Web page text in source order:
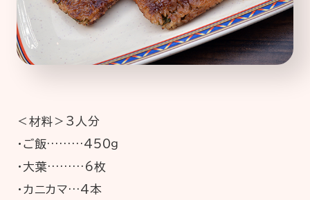
＜材料＞3人分
・ご飯………450ｇ
・大葉………6枚
・カニカマ…4本